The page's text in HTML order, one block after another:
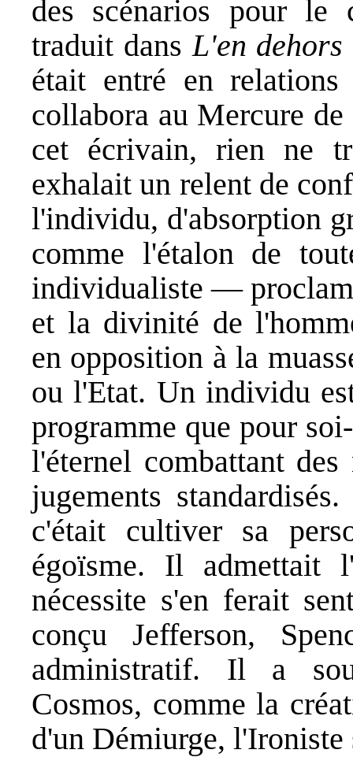
des scénarios pour le
traduit dans L'en dehors
était entré en
collabora au Mercure
cet écrivain, rien ne
exhalait un relent de
l'individu, d'absorption
comme l'étalon de
individualiste —
et la divinité de
en opposition à la
ou l'Etat. Un individu
programme que pour
l'éternel combattant
jugements
c'était cultiver sa
égoïsme. Il admettait
nécessite s'en ferait
conçu Jefferson,
administratif. Il a
Cosmos, comme la
d'un Démiurge, l'Ironiste